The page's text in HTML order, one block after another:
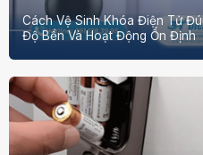
Cách Vệ Sinh Khóa Điện Tử
Độ Bền Và Hoạt Động Ổn Định